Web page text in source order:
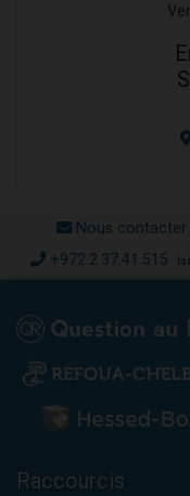
Nous contacter
+972.2.37.41.515
Raccourcis